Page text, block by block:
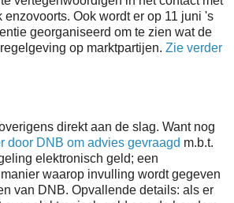
Ook wordt er op 11 juni 's
georganiseerd om te zien wat de
op marktpartijen. Zie verder
direkt aan de slag. Want nog
door DNB om advies gevraagd m.b.t.
elektronisch geld; een
waarop invulling wordt gegeven
van DNB. Opvallende details: als er